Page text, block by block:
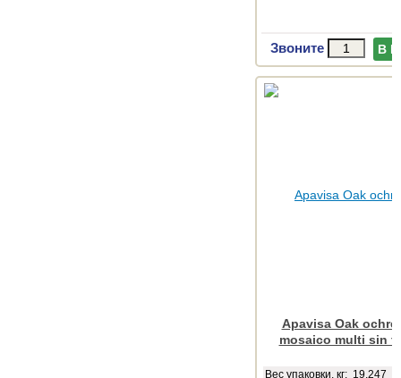
Звоните В
Apavisa Oak ochre
mosaico multi sin
Веc упаковки, кг: 19.247